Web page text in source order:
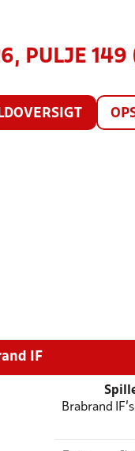
PULJE
IF
Brabrand